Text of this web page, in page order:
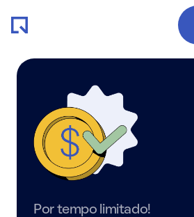
Por tempo limitado!